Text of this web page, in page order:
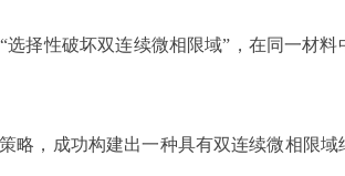
择性破坏双连续微相限域”，在同一材
略，成功构建出一种具有双连续微相限